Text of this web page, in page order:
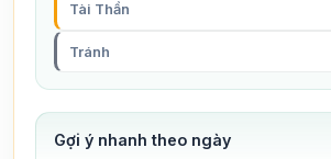
Tài Thần
Tránh
Gợi ý nhanh theo ngày